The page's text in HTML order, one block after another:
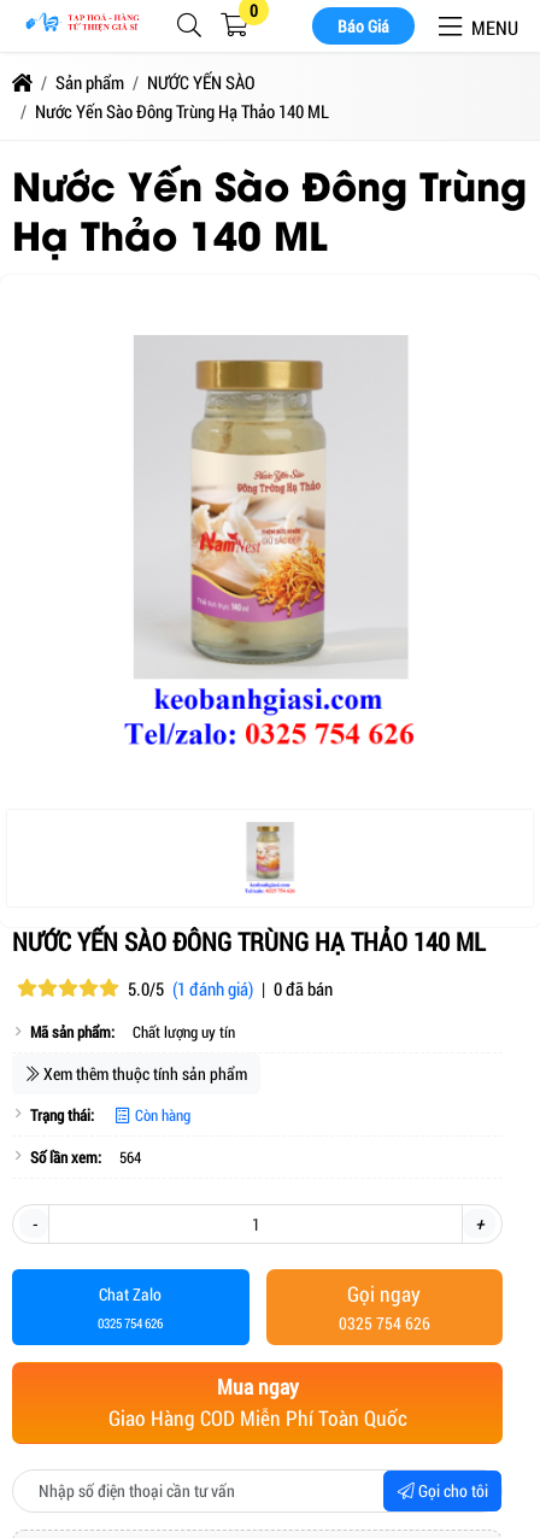
0
Báo Giá MENU
Sản phẩm
NƯỚC YẾN SÀO
Nước Yến Sào Đông Trùng Hạ Thảo 140 ML
Nước Yến Sào Đông Trùng
Hạ Thảo 140 ML
NƯỚC YẾN SÀO ĐÔNG TRÙNG HẠ THẢO 140 ML
5.0/5 (1 đánh giá) | 0 đã bán
Mã sản phẩm: Chất lượng uy tín
Xem thêm thuộc tính sản phẩm
Trạng thái:
Còn hàng
Số lần xem:
564
- +
Chat Zalo
0325 754 626
Gọi ngay
0325 754 626
Mua ngay
Giao Hàng COD Miễn Phí Toàn Quốc
Gọi cho tôi